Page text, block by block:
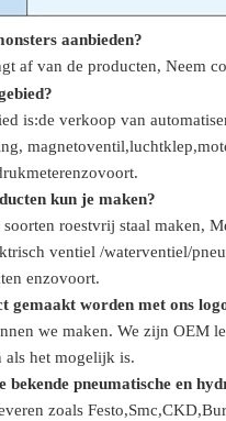
aanbieden?
af van de producten, Neem
is:de verkoop van
magnetoventil,luchtklep,
enzovoort.
kun je maken?
roestvrij staal maken,
ventiel /waterventiel/
enzovoort.
gemaakt worden met ons
we maken. We zijn OEM
als het mogelijk is.
pneumatische en
zoals